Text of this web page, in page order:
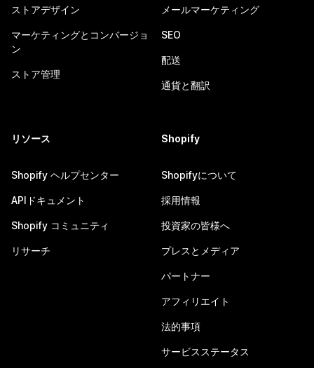
ストアデザイン
マーケティングとコンバージョ
ン
ストア管理
メールマーケティング
SEO
配送
通貨と翻訳
リソース
Shopify ヘルプセンター
APIドキュメント
Shopify コミュニティ
リサーチ
Shopify
Shopifyについて
採用情報
投資家の皆様へ
プレスとメディア
パートナー
アフィリエイト
法的事項
サービスステータス